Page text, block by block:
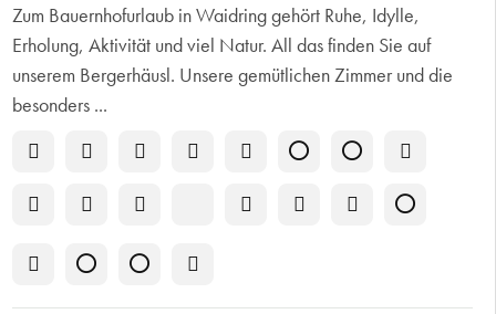
Zum Bauernhofurlaub in Waidring gehört Ruhe, Idylle,
Erholung, Aktivität und viel Natur. All das finden Sie auf
unserem Bergerhäusl. Unsere gemütlichen Zimmer und die
besonders ...